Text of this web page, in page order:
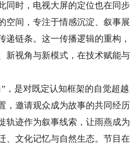
同时，电视大屏的定位也在同
空间，专注于情感沉淀、叙事
递链条。这一传播逻辑的重构
新视角与新模式，在技术赋能
是对既定认知框架的自觉超越
，邀请观众成为故事的共同经
轨迹作为叙事线索，让雨燕成
、文化记忆与自然生态。节目